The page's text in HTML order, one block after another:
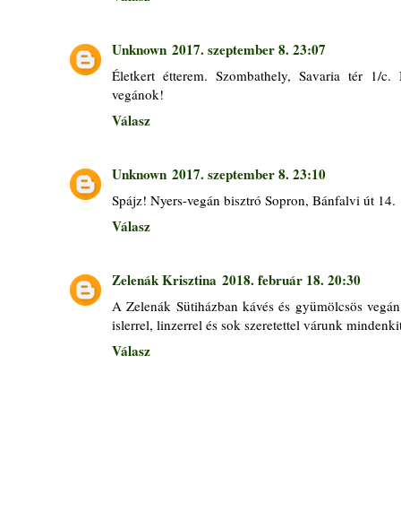
Unknown 2017. szeptember 8. 23:07
Életkert étterem. Szombathely, Savaria tér 1/
vegánok!
Válasz
Unknown 2017. szeptember 8. 23:10
Spájz! Nyers-vegán bisztró Sopron, Bánfalvi út 14.
Válasz
Zelenák Krisztina 2018. február 18. 20:30
A Zelenák Sütiházban kávés és gyümölcsös
islerrel, linzerrel és sok szeretettel várunk
Válasz